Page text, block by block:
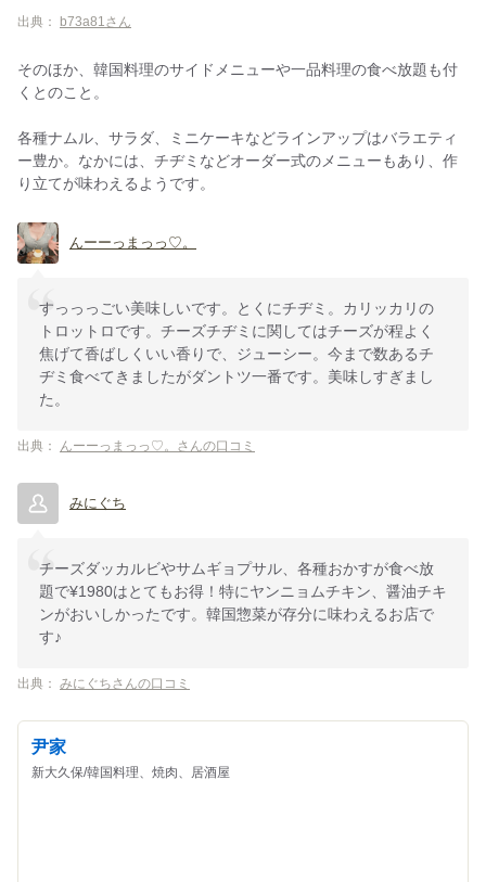
出典： b73a81さん
そのほか、韓国料理のサイドメニューや一品料理の食べ放題も付
くとのこと。
各種ナムル、サラダ、ミニケーキなどラインアップはバラエティ
ー豊か。なかには、チヂミなどオーダー式のメニューもあり、作
り立てが味わえるようです。
んーーっまっっ♡。
すっっっごい美味しいです。とくにチヂミ。カリッカリの
トロットロです。チーズチヂミに関してはチーズが程よく
焦げて香ばしくいい香りで、ジューシー。今まで数あるチ
ヂミ食べてきましたがダントツ一番です。美味しすぎまし
た。
出典： んーーっまっっ♡。さんの口コミ
みにぐち
チーズダッカルビやサムギョプサル、各種おかすが食べ放
題で¥1980はとてもお得！特にヤンニョムチキン、醤油チキ
ンがおいしかったです。韓国惣菜が存分に味わえるお店で
す♪
出典： みにぐちさんの口コミ
尹家
新大久保/韓国料理、焼肉、居酒屋